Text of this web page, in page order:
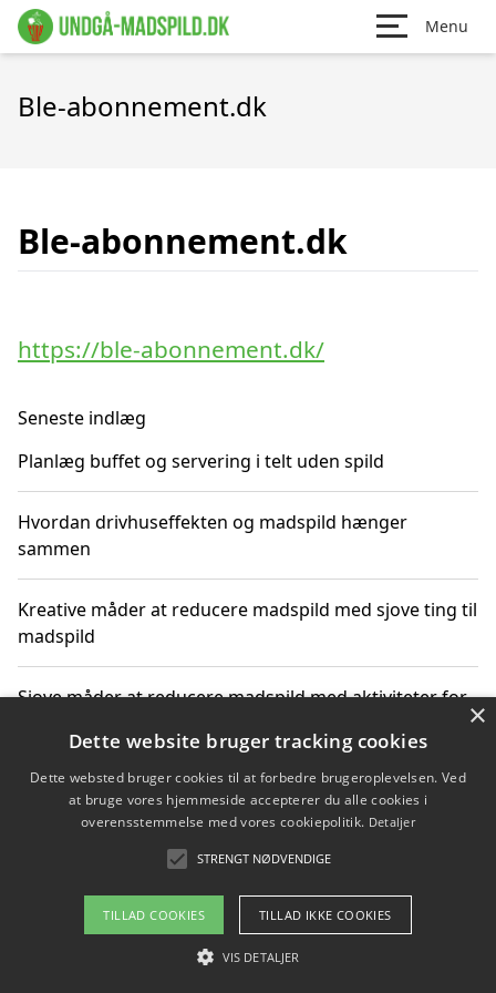
Menu
Ble-abonnement.dk
Ble-abonnement.dk
https://ble-abonnement.dk/
Seneste indlæg
Planlæg buffet og servering i telt uden spild
Hvordan drivhuseffekten og madspild hænger
sammen
Kreative måder at reducere madspild med sjove ting til
madspild
Sjove måder at reducere madspild med aktiviteter for
Hvor finder jeg nemme måltidskasser i Vejle
Om / kontakt
Blog Betingelser
×
Dette website bruger tracking cookies
Dette websted bruger cookies til at forbedre brugeroplevelsen. Ved
at bruge vores hjemmeside accepterer du alle cookies i
overensstemmelse med vores cookiepolitik. Detaljer
STRENGT NØDVENDIGE
TILLAD COOKIES TILLAD IKKE COOKIES
VIS DETALJER